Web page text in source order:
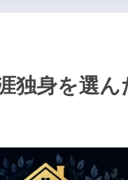
独身を選ん